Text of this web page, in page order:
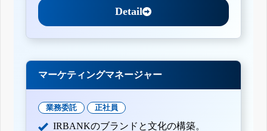
Detail
マーケティングマネージャー
業務委託 正社員
IRBANKのブランドと文化の構築。